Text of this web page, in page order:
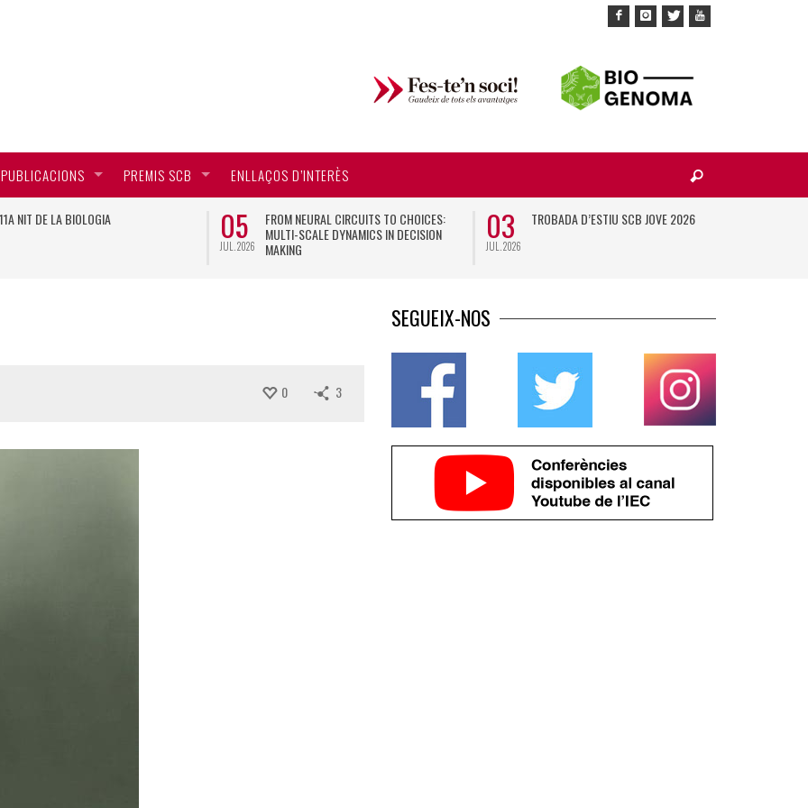
PUBLICACIONS PREMIS SCB ENLLAÇOS D’INTERÈS
11A NIT DE LA BIOLOGIA 05
JUL. 2026
FROM NEURAL CIRCUITS TO CHOICES:
MULTI-SCALE DYNAMICS IN DECISION
MAKING
03
JUL. 2026
TROBADA D’ESTIU SCB JOVE 2026
0 3
SEGUEIX-NOS